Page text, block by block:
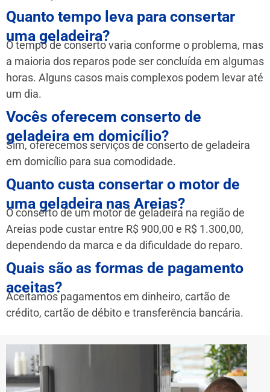
Quanto tempo leva para consertar
uma geladeira?
O tempo de conserto varia conforme o problema, mas
a maioria dos reparos pode ser concluída em algumas
horas. Alguns casos mais complexos podem levar até
um dia.
Vocês oferecem conserto de
geladeira em domicílio?
Sim, oferecemos serviços de conserto de geladeira
em domicílio para sua comodidade.
Quanto custa consertar o motor de
uma geladeira nas Areias?
O conserto de um motor de geladeira na região de
Areias pode custar entre R$ 900,00 e R$ 1.300,00,
dependendo da marca e da dificuldade do reparo.
Quais são as formas de pagamento
aceitas?
Aceitamos pagamentos em dinheiro, cartão de
crédito, cartão de débito e transferência bancária.